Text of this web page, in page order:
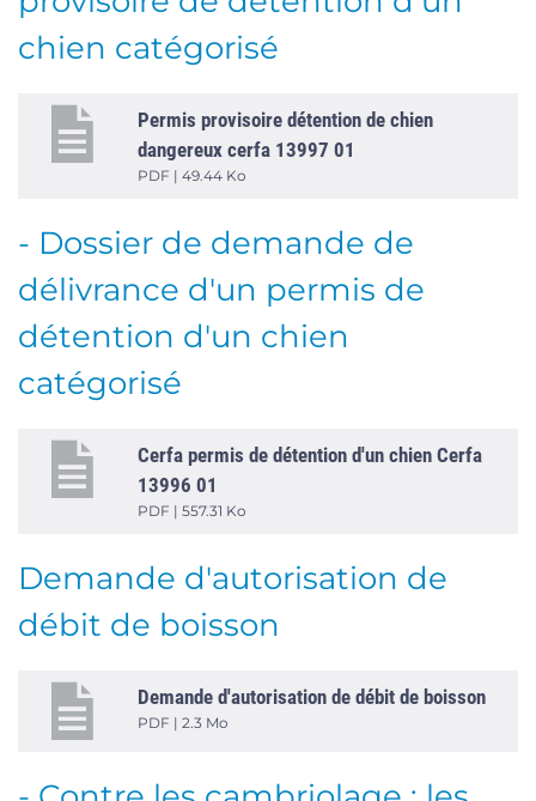
chien catégorisé
Permis provisoire détention de chien
dangereux cerfa 13997 01
PDF | 49.44 Ko
- Dossier de demande de
délivrance d'un permis de
détention d'un chien
catégorisé
Cerfa permis de détention d'un chien Cerfa
13996 01
PDF | 557.31 Ko
Demande d'autorisation de
débit de boisson
Demande d'autorisation de débit de boisson
PDF | 2.3 Mo